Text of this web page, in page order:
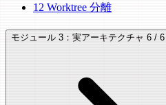
12 Worktree 分離
モジュール 3：実アーキテクチャ 6 / 6